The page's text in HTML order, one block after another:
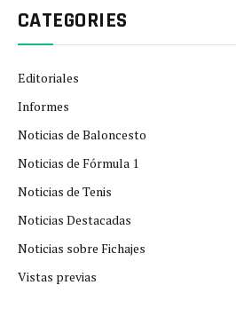
CATEGORIES
Editoriales
Informes
Noticias de Baloncesto
Noticias de Fórmula 1
Noticias de Tenis
Noticias Destacadas
Noticias sobre Fichajes
Vistas previas